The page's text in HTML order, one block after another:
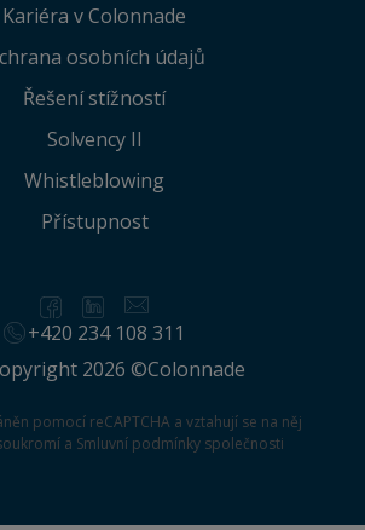
Kariéra v Colonnade
osobních údajů
Řešení stížností
Solvency II
Whistleblowing
Přístupnost
2026 ©Colonnade
+420 234 108 311
pomocí reCAPTCHA a vztahují se na něj
a Smluvní podmínky společnosti